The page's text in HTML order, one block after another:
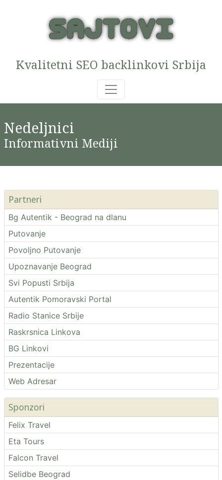
Kvalitetni SEO backlinkovi Srbija
Nedeljnici
Informativni Mediji
Partneri
Bg Autentik - Beograd na dlanu
Putovanje
Povoljno Putovanje
Upoznavanje Beograd
Svi Popusti Srbija
Autentik Pomoravski Portal
Radio Stanice Srbije
Raskrsnica Linkova
BG Linkovi
Prezentacije
Web Adresar
Sponzori
Felix Travel
Eta Tours
Falcon Travel
Selidbe Beograd